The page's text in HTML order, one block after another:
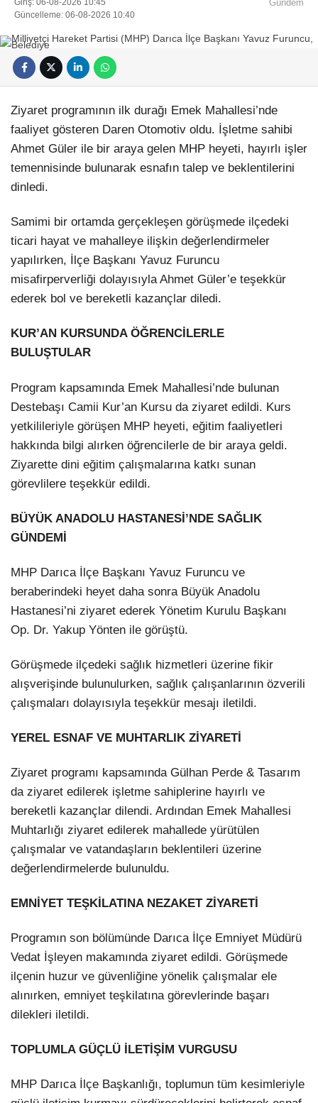
Giriş: 06-08-2026 10:45
Güncelleme: 06-08-2026 10:40
Gündem
Ziyaret programının ilk durağı Emek Mahallesi’nde
faaliyet gösteren Daren Otomotiv oldu. İşletme sahibi
Ahmet Güler ile bir araya gelen MHP heyeti, hayırlı işler
temennisinde bulunarak esnafın talep ve beklentilerini
dinledi.
Samimi bir ortamda gerçekleşen görüşmede ilçedeki
ticari hayat ve mahalleye ilişkin değerlendirmeler
yapılırken, İlçe Başkanı Yavuz Furuncu
misafirperverliği dolayısıyla Ahmet Güler’e teşekkür
ederek bol ve bereketli kazançlar diledi.
KUR’AN KURSUNDA ÖĞRENCİLERLE
BULUŞTULAR
Program kapsamında Emek Mahallesi’nde bulunan
Destebaşı Camii Kur’an Kursu da ziyaret edildi. Kurs
yetkilileriyle görüşen MHP heyeti, eğitim faaliyetleri
hakkında bilgi alırken öğrencilerle de bir araya geldi.
Ziyarette dini eğitim çalışmalarına katkı sunan
görevlilere teşekkür edildi.
BÜYÜK ANADOLU HASTANESİ’NDE SAĞLIK
GÜNDEMİ
MHP Darıca İlçe Başkanı Yavuz Furuncu ve
beraberindeki heyet daha sonra Büyük Anadolu
Hastanesi’ni ziyaret ederek Yönetim Kurulu Başkanı
Op. Dr. Yakup Yönten ile görüştü.
Görüşmede ilçedeki sağlık hizmetleri üzerine fikir
alışverişinde bulunulurken, sağlık çalışanlarının özverili
çalışmaları dolayısıyla teşekkür mesajı iletildi.
YEREL ESNAF VE MUHTARLIK ZİYARETİ
Ziyaret programı kapsamında Gülhan Perde & Tasarım
da ziyaret edilerek işletme sahiplerine hayırlı ve
bereketli kazançlar dilendi. Ardından Emek Mahallesi
Muhtarlığı ziyaret edilerek mahallede yürütülen
çalışmalar ve vatandaşların beklentileri üzerine
değerlendirmelerde bulunuldu.
EMNİYET TEŞKİLATINA NEZAKET ZİYARETİ
Programın son bölümünde Darıca İlçe Emniyet Müdürü
Vedat İşleyen makamında ziyaret edildi. Görüşmede
ilçenin huzur ve güvenliğine yönelik çalışmalar ele
alınırken, emniyet teşkilatına görevlerinde başarı
dilekleri iletildi.
TOPLUMLA GÜÇLÜ İLETİŞİM VURGUSU
MHP Darıca İlçe Başkanlığı, toplumun tüm kesimleriyle